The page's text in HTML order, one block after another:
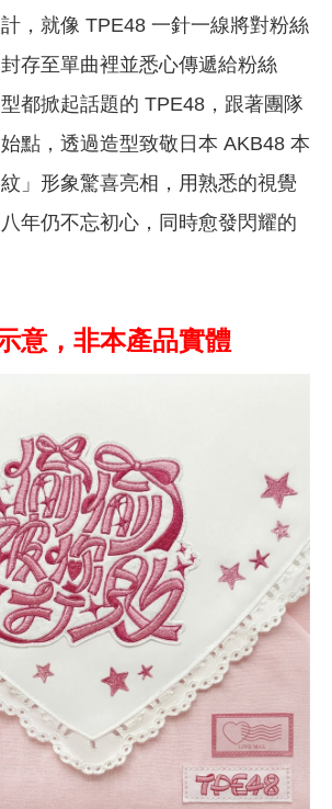
，就像 TPE48 一針一線將對粉絲
存至單曲裡並悉心傳遞給粉絲
都掀起話題的 TPE48，跟著團隊
點，透過造型致敬日本 AKB48 本
」形象驚喜亮相，用熟悉的視覺
年仍不忘初心，同時愈發閃耀的
意，非本產品實體